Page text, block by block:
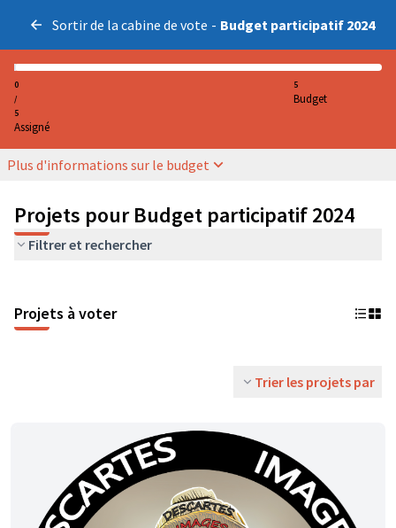
Sortir de la cabine de vote - Budget participatif 2024
0
/
5
Assigné
5
Budget
Plus d'informations sur le budget
Projets pour Budget participatif 2024
Filtrer et rechercher
Projets à voter
Trier les projets par